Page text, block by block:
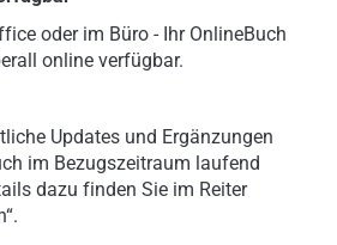
oder im Büro - Ihr OnlineBuch
online verfügbar.
Updates und Ergänzungen
im Bezugszeitraum laufend
dazu finden Sie im Reiter